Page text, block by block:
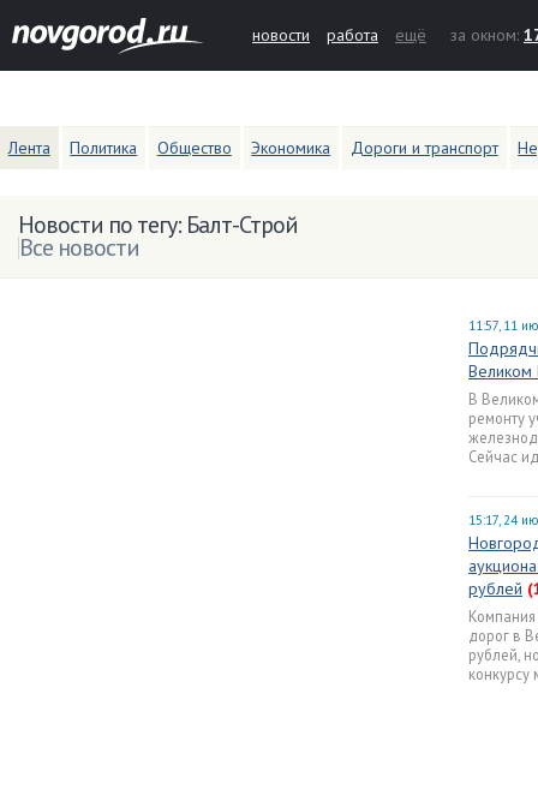
новости работа ещё за окном:
Лента Политика Общество Экономика Дороги и транспорт
Новости по тегу: Балт-Строй
Все новости
11:57, 11
Великом
В
ремонту
Сейчас
15:17, 24
рублей
Компания
дорог в
рублей,
конкурсу